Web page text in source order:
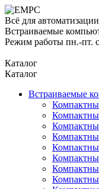
Всё для автоматизации
Встраиваемые
Режим работы пн.-пт.
Каталог
Каталог
Встраиваемые